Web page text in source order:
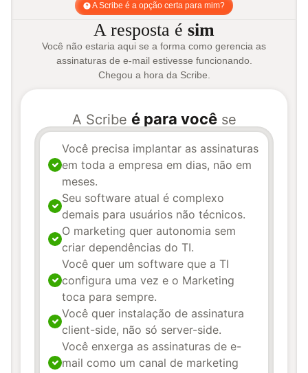
A Scribe é a opção certa para mim?
A resposta é sim
Você não estaria aqui se a forma como gerencia as
assinaturas de e-mail estivesse funcionando.
Chegou a hora da Scribe.
A Scribe é para vocêse
Você precisa implantar as assinaturas
em toda a empresa em dias, não em
meses.
Seu software atual é complexo
demais para usuários não técnicos.
O marketing quer autonomia sem
criar dependências do TI.
Você quer um software que a TI
configura uma vez e o Marketing
toca para sempre.
Você quer instalação de assinatura
client-side, não só server-side.
Você enxerga as assinaturas de e-
mail como um canal de marketing